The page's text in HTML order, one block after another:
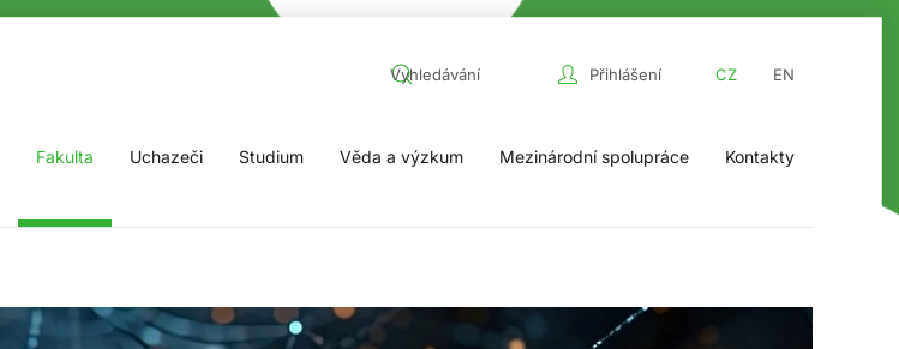
Přihlášení CZ EN
Fakulta Uchazeči Studium Věda a výzkum Mezinárodní spolupráce Kontakty